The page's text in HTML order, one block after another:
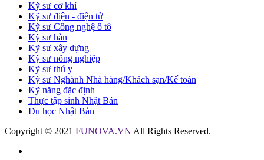
Kỹ sư cơ khí
Kỹ sư điện - điện tử
Kỹ sư Công nghệ ô tô
Kỹ sư hàn
Kỹ sư xây dựng
Kỹ sư nông nghiệp
Kỹ sư thú y
Kỹ sư Nghành Nhà hàng/Khách sạn/Kế toán
Kỹ năng đặc định
Thực tập sinh Nhật Bản
Du học Nhật Bản
Copyright © 2021 FUNOVA.VN All Rights Reserved.